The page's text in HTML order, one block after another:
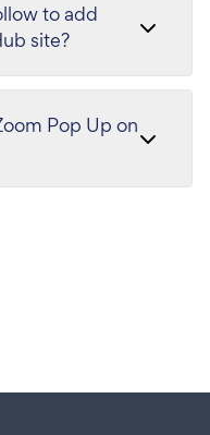
to add
site?
Pop Up on